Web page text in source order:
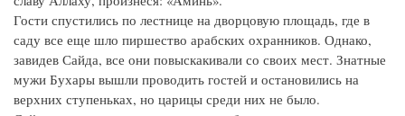
Гости спустились по лестнице на дворцовую площадь, где в
саду все еще шло пиршество арабских охранников. Однако,
завидев Сайда, все они повыскакивали со своих мест. Знатные
мужи Бухары вышли проводить гостей и остановились на
верхних ступеньках, но царицы среди них не было.